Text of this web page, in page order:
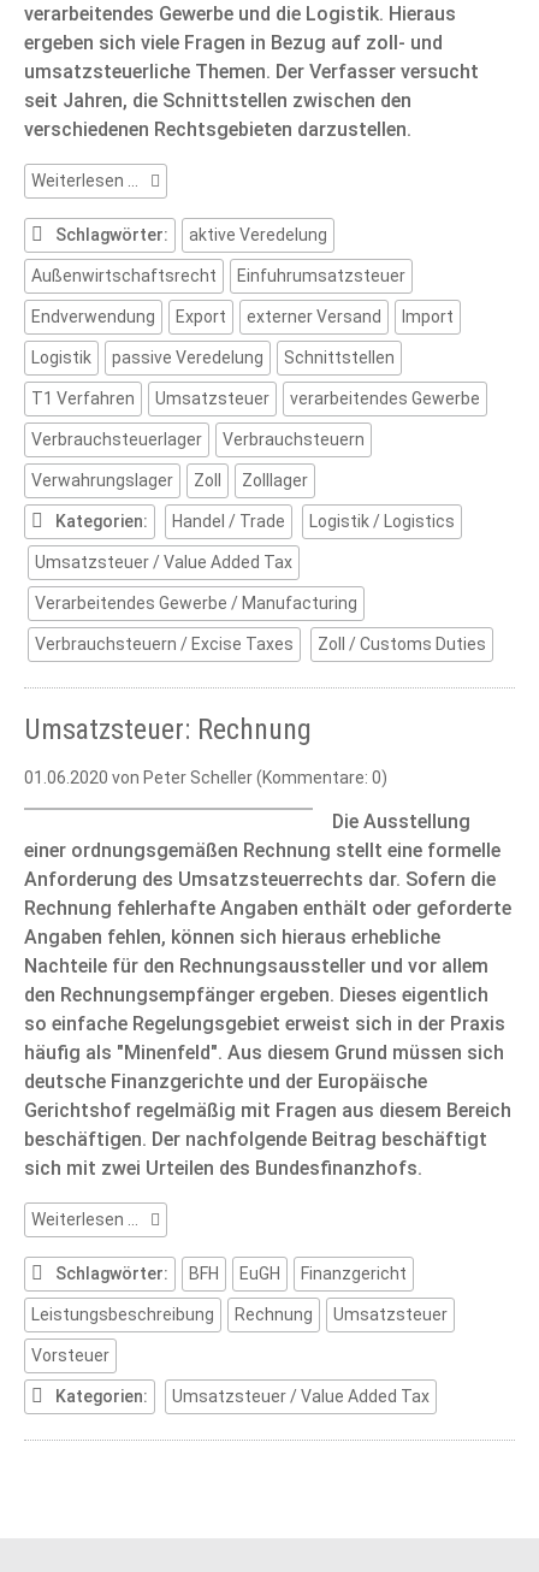
verarbeitendes Gewerbe und die Logistik. Hieraus
ergeben sich viele Fragen in Bezug auf zoll- und
umsatzsteuerliche Themen. Der Verfasser versucht
seit Jahren, die Schnittstellen zwischen den
verschiedenen Rechtsgebieten darzustellen.
Weiterlesen …
Branchen
und
Außenhandel
Schlagwörter: aktive Veredelung
Außenwirtschaftsrecht Einfuhrumsatzsteuer
Endverwendung Export externer Versand Import
Logistik passive Veredelung Schnittstellen
T1 Verfahren Umsatzsteuer verarbeitendes Gewerbe
Verbrauchsteuerlager Verbrauchsteuern
Verwahrungslager Zoll Zolllager
Kategorien: Handel / Trade Logistik / Logistics
Umsatzsteuer / Value Added Tax
Verarbeitendes Gewerbe / Manufacturing
Verbrauchsteuern / Excise Taxes Zoll / Customs Duties
Umsatzsteuer: Rechnung
01.06.2020 von Peter Scheller (Kommentare: 0)
Die Ausstellung
einer ordnungsgemäßen Rechnung stellt eine formelle
Anforderung des Umsatzsteuerrechts dar. Sofern die
Rechnung fehlerhafte Angaben enthält oder geforderte
Angaben fehlen, können sich hieraus erhebliche
Nachteile für den Rechnungsaussteller und vor allem
den Rechnungsempfänger ergeben. Dieses eigentlich
so einfache Regelungsgebiet erweist sich in der Praxis
häufig als "Minenfeld". Aus diesem Grund müssen sich
deutsche Finanzgerichte und der Europäische
Gerichtshof regelmäßig mit Fragen aus diesem Bereich
beschäftigen. Der nachfolgende Beitrag beschäftigt
sich mit zwei Urteilen des Bundesfinanzhofs.
Weiterlesen …
Umsatzsteuer:
Rechnung
Schlagwörter:
BFH EuGH Finanzgericht
Leistungsbeschreibung Rechnung Umsatzsteuer
Vorsteuer
Kategorien: Umsatzsteuer / Value Added Tax